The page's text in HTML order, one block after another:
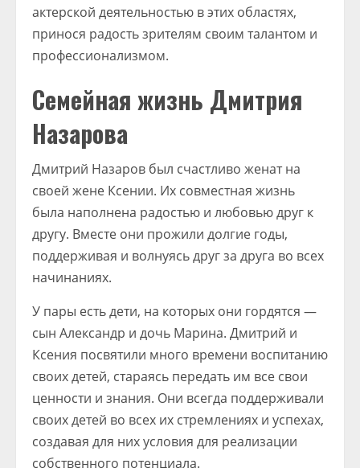
актерской деятельностью в этих областях,
принося радость зрителям своим талантом и
профессионализмом.
Семейная жизнь Дмитрия
Назарова
Дмитрий Назаров был счастливо женат на
своей жене Ксении. Их совместная жизнь
была наполнена радостью и любовью друг к
другу. Вместе они прожили долгие годы,
поддерживая и волнуясь друг за друга во всех
начинаниях.
У пары есть дети, на которых они гордятся —
сын Александр и дочь Марина. Дмитрий и
Ксения посвятили много времени воспитанию
своих детей, стараясь передать им все свои
ценности и знания. Они всегда поддерживали
своих детей во всех их стремлениях и успехах,
создавая для них условия для реализации
собственного потенциала.